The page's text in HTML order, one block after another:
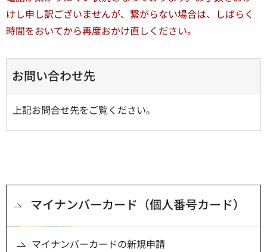
けし申し訳ございませんが、繋がらない場合は、しばらく
時間をおいてから再度おかけ直しください。
お問い合わせ先
上記お問合せ先をご覧ください。
マイナンバーカード（個人番号カード）
マイナンバーカードの新規申請